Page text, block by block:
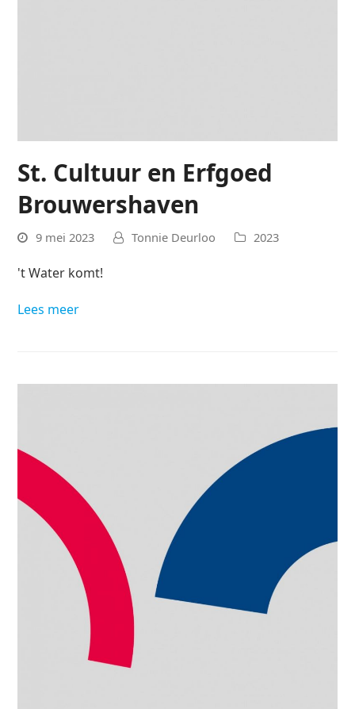
St. Cultuur en Erfgoed
Brouwershaven
9 mei 2023 Tonnie Deurloo 2023
't Water komt!
Lees meer